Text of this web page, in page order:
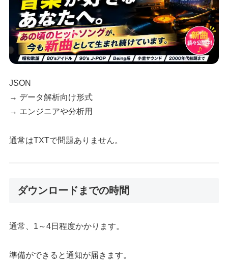
JSON
→ データ解析向け形式
→ エンジニアや分析用
通常はTXTで問題ありません。
ダウンロードまでの時間
通常、1～4日程度かかります。
準備ができると通知が届きます。